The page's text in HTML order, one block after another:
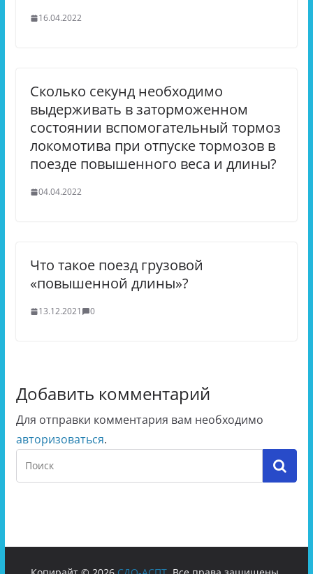
16.04.2022
Сколько секунд необходимо
выдерживать в заторможенном
состоянии вспомогательный тормоз
локомотива при отпуске тормозов в
поезде повышенного веса и длины?
04.04.2022
Что такое поезд грузовой
«повышенной длины»?
13.12.2021 0
Добавить комментарий
Для отправки комментария вам необходимо
авторизоваться.